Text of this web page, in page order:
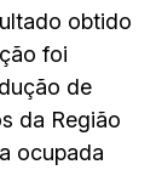
obtido
foi
de
da Região
ocupada